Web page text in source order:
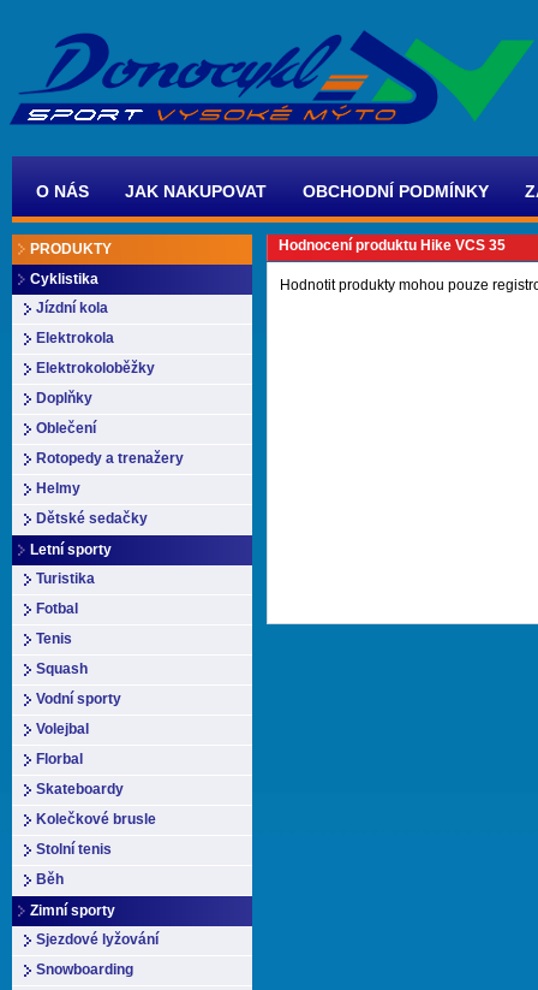
O NÁS JAK NAKUPOVAT OBCHODNÍ PODMÍNKY
PRODUKTY
Cyklistika
Jízdní kola
Elektrokola
Elektrokoloběžky
Doplňky
Oblečení
Rotopedy a trenažery
Helmy
Dětské sedačky
Letní sporty
Turistika
Fotbal
Tenis
Squash
Vodní sporty
Volejbal
Florbal
Skateboardy
Kolečkové brusle
Stolní tenis
Běh
Zimní sporty
Sjezdové lyžování
Snowboarding
Hodnocení produktu Hike VCS 35
Hodnotit produkty mohou pouze